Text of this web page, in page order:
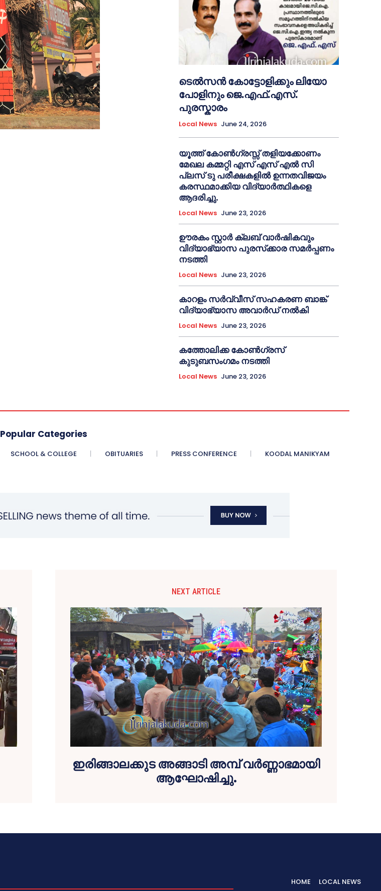
ടെൽസൻ കോട്ടോളിക്കും ലിയോ
പോളിനും ജെ.എഫ്.എസ്.
പുരസ്കാരം
Local News June 24, 2026
യൂത്ത് കോൺഗ്രസ്സ് തളിയക്കോണം
മേഖല കമ്മറ്റി എസ് എസ് എൽ സി
പ്ലസ് ടു പരീക്ഷകളിൽ ഉന്നതവിജയം
കരസ്ഥമാക്കിയ വിദ്യാർത്ഥികളെ
ആദരിച്ചു.
Local News June 23, 2026
ഊരകം സ്റ്റാർ ക്ലബ് വാർഷികവും
വിദ്യാഭ്യാസ പുരസ്‌ക്കാര സമർപ്പണം
നടത്തി
Local News June 23, 2026
കാറളം സർവ്വീസ് സഹകരണ ബാങ്ക്
വിദ്യാഭ്യാസ അവാർഡ് നൽകി
Local News June 23, 2026
കത്തോലിക്ക കോൺഗ്രസ്
കുടുബസംഗമം നടത്തി
Local News June 23, 2026
Popular Categories
SCHOOL & COLLEGE OBITUARIES PRESS CONFERENCE KOODAL MANIKYAM
NEXT ARTICLE
ഇരിങ്ങാലക്കുട അങ്ങാടി അമ്പ് വര്‍ണ്ണാഭമായി
ആഘോഷിച്ചു.
HOME
LOCAL NEWS